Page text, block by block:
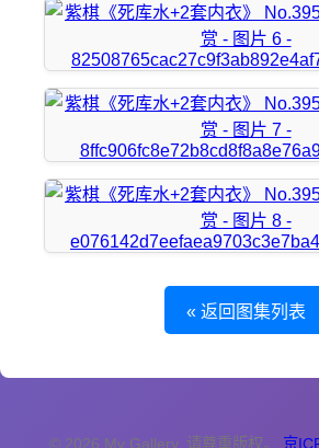
« 返回图集列表
© 2026 My Gallery. 请尊重版权。 京